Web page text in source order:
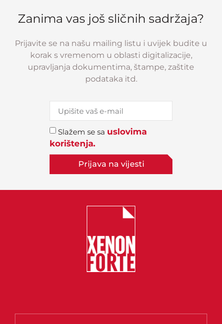
Zanima vas još sličnih sadržaja?
Prijavite se na našu mailing listu i uvijek budite u
korak s vremenom u oblasti digitalizacije,
upravljanja dokumentima, štampe, zaštite
podataka itd.
Slažem se sa uslovima
korištenja.
Prijava na vijesti